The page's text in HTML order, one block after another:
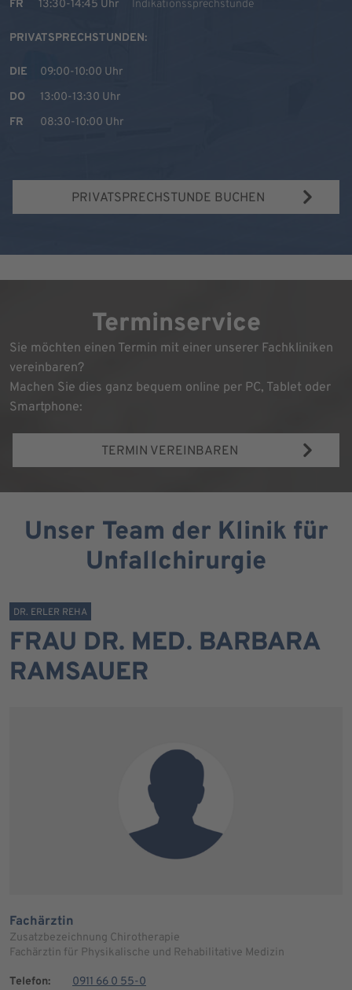
FR 13:30-14:45 Uhr Indikationssprechstunde
PRIVATSPRECHSTUNDEN:
DIE
09:00-10:00 Uhr
DO
13:00-13:30 Uhr
FR
08:30-10:00 Uhr
PRIVATSPRECHSTUNDE BUCHEN
Terminservice
Sie möchten einen Termin mit einer unserer Fachkliniken
vereinbaren?
Machen Sie dies ganz bequem online per PC, Tablet oder
Smartphone:
TERMIN VEREINBAREN
Unser Team der Klinik für
Unfallchirurgie
DR. ERLER REHA
FRAU DR. MED. BARBARA
RAMSAUER
Fachärztin
Zusatzbezeichnung Chirotherapie
Fachärztin für Physikalische und Rehabilitative Medizin
Telefon:
0911 66 0 55-0